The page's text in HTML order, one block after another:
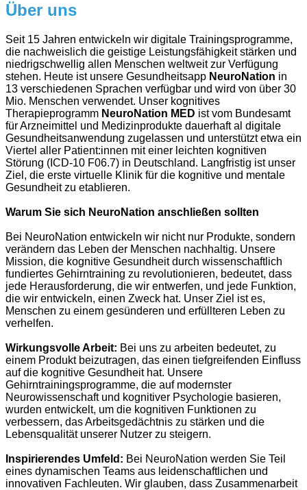
Über uns
Seit 15 Jahren entwickeln wir digitale Trainingsprogramme,
die nachweislich die geistige Leistungsfähigkeit stärken und
niedrigschwellig allen Menschen weltweit zur Verfügung
stehen. Heute ist unsere Gesundheitsapp NeuroNation in
13 verschiedenen Sprachen verfügbar und wird von über 30
Mio. Menschen verwendet. Unser kognitives
Therapieprogramm NeuroNation MED ist vom Bundesamt
für Arzneimittel und Medizinprodukte dauerhaft al digitale
Gesundheitsanwendung zugelassen und unterstützt etwa ein
Viertel aller Patient:innen mit einer leichten kognitiven
Störung (ICD-10 F06.7) in Deutschland. Langfristig ist unser
Ziel, die erste virtuelle Klinik für die kognitive und mentale
Gesundheit zu etablieren.
Warum Sie sich NeuroNation anschließen sollten
Bei NeuroNation entwickeln wir nicht nur Produkte, sondern
verändern das Leben der Menschen nachhaltig. Unsere
Mission, die kognitive Gesundheit durch wissenschaftlich
fundiertes Gehirntraining zu revolutionieren, bedeutet, dass
jede Herausforderung, die wir entwerfen, und jede Funktion,
die wir entwickeln, einen Zweck hat. Unser Ziel ist es,
Menschen zu einem gesünderen und erfüllteren Leben zu
verhelfen.
Wirkungsvolle Arbeit: Bei uns zu arbeiten bedeutet, zu
einem Produkt beizutragen, das einen tiefgreifenden Einfluss
auf die kognitive Gesundheit hat. Unsere
Gehirntrainingsprogramme, die auf modernster
Neurowissenschaft und kognitiver Psychologie basieren,
wurden entwickelt, um die kognitiven Funktionen zu
verbessern, das Arbeitsgedächtnis zu stärken und die
Lebensqualität unserer Nutzer zu steigern.
Inspirierendes Umfeld: Bei NeuroNation werden Sie Teil
eines dynamischen Teams aus leidenschaftlichen und
innovativen Fachleuten. Wir glauben, dass Zusammenarbeit